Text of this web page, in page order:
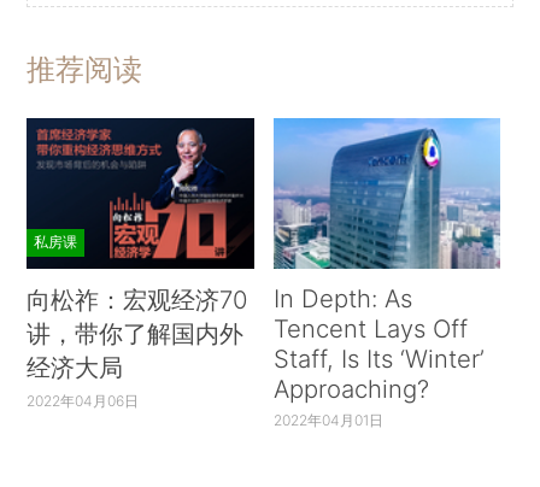
推荐阅读
私房课
向松祚：宏观经济70
讲，带你了解国内外
经济大局
2022年04月06日
In Depth: As
Tencent Lays Off
Staff, Is Its ‘Winter’
Approaching?
2022年04月01日